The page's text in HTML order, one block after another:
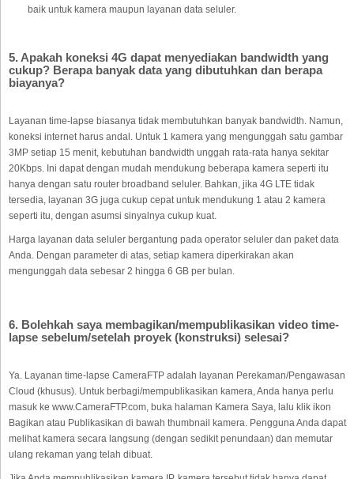
baik untuk kamera maupun layanan data seluler.
5. Apakah koneksi 4G dapat menyediakan bandwidth yang
cukup? Berapa banyak data yang dibutuhkan dan berapa
biayanya?
Layanan time-lapse biasanya tidak membutuhkan banyak bandwidth. Namun,
koneksi internet harus andal. Untuk 1 kamera yang mengunggah satu gambar
3MP setiap 15 menit, kebutuhan bandwidth unggah rata-rata hanya sekitar
20Kbps. Ini dapat dengan mudah mendukung beberapa kamera seperti itu
hanya dengan satu router broadband seluler. Bahkan, jika 4G LTE tidak
tersedia, layanan 3G juga cukup cepat untuk mendukung 1 atau 2 kamera
seperti itu, dengan asumsi sinyalnya cukup kuat.
Harga layanan data seluler bergantung pada operator seluler dan paket data
Anda. Dengan parameter di atas, setiap kamera diperkirakan akan
mengunggah data sebesar 2 hingga 6 GB per bulan.
6. Bolehkah saya membagikan/mempublikasikan video time-
lapse sebelum/setelah proyek (konstruksi) selesai?
Ya. Layanan time-lapse CameraFTP adalah layanan Perekaman/Pengawasan
Cloud (khusus). Untuk berbagi/mempublikasikan kamera, Anda hanya perlu
masuk ke www.CameraFTP.com, buka halaman Kamera Saya, lalu klik ikon
Bagikan atau Publikasikan di bawah thumbnail kamera. Pengguna Anda dapat
melihat kamera secara langsung (dengan sedikit penundaan) dan memutar
ulang rekaman yang telah dibuat.